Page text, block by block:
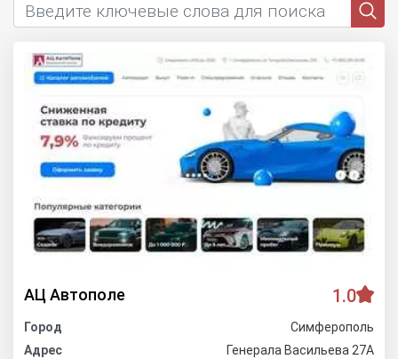
АЦ Автополе 1.0
Город
Симферополь
Адрес
Генерала Васильева 27А